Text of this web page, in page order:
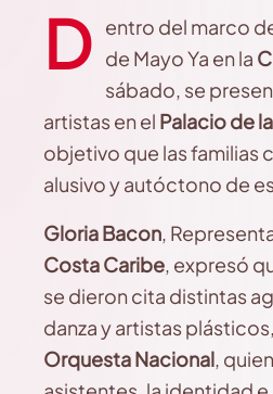
D entro del marco
de Mayo Ya en la
sábado, se
artistas en el Palacio de
objetivo que las familias
alusivo y autóctono de
Gloria Bacon,
Costa Caribe, expresó
se dieron cita distintas
danza y artistas
Orquesta Nacional,